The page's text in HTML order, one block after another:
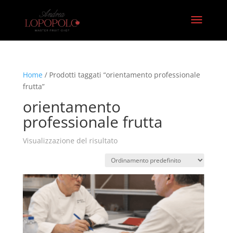
Home/ Prodotti taggati “orientamento professionale
frutta”
orientamento
professionale frutta
Visualizzazione del risultato